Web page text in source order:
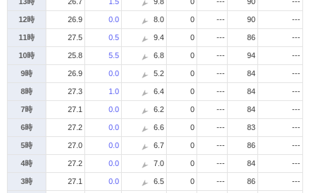
12時 26.9 0.0 8.0 0 --- 90 ---
11時 27.5 0.5 9.4 0 --- 86 ---
10時 25.8 5.5 6.8 0 --- 94 ---
9時 26.9 0.0 5.2 0 --- 84 ---
8時 27.3 1.0 6.4 0 --- 84 ---
7時 27.1 0.0 6.2 0 --- 84 ---
6時 27.2 0.0 6.6 0 --- 83 ---
5時 27.0 0.0 6.7 0 --- 86 ---
4時 27.2 0.0 7.0 0 --- 84 ---
3時 27.1 0.0 6.5 0 --- 86 ---